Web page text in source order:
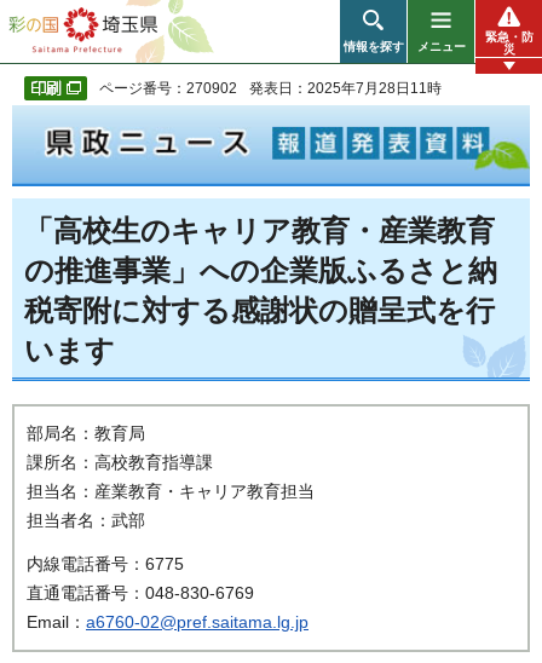
彩の国 埼玉県
情報を探す メニュー
緊急・防
災
ページ番号：270902 発表日：2025年7月28日11時
「高校生のキャリア教育・産業教育
の推進事業」への企業版ふるさと納
税寄附に対する感謝状の贈呈式を行
います
部局名：教育局
課所名：高校教育指導課
担当名：産業教育・キャリア教育担当
担当者名：武部
内線電話番号：6775
直通電話番号：048-830-6769
Email： a6760-02@pref.saitama.lg.jp